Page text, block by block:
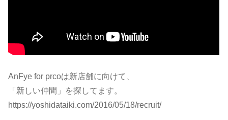
AnFye for prcoは新店舗に向けて、
「新しい仲間」を探してます。
https://yoshidataiki.com/2016/05/18/recruit/